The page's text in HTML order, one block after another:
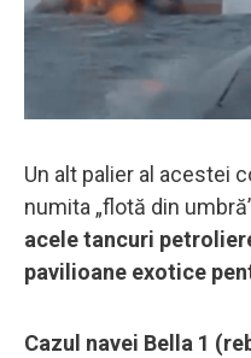
Un alt palier al acestei
numita „flotă din
acele tancuri
pavilioane exotice
Cazul navei Bella 1